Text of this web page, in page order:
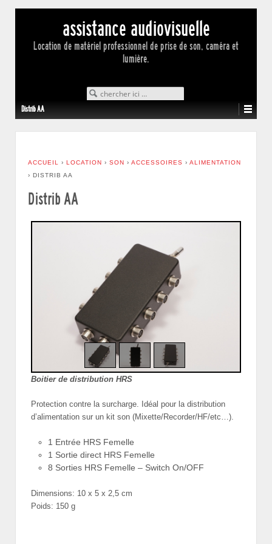
assistance audiovisuelle
Location de matériel professionnel de prise de son, caméra et
lumière.
Search for:
Distrib AA
ACCUEIL › LOCATION › SON › ACCESSOIRES › ALIMENTATION
› DISTRIB AA
Distrib AA
Boitier de distribution HRS
Protection contre la surcharge. Idéal pour la distribution
d’alimentation sur un kit son (Mixette/Recorder/HF/etc…).
1 Entrée HRS Femelle
1 Sortie direct HRS Femelle
8 Sorties HRS Femelle – Switch On/OFF
Dimensions: 10 x 5 x 2,5 cm
Poids: 150 g